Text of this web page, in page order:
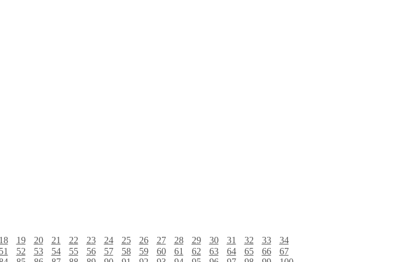
18 19 20 21 22 23 24 25 26 27 28 29 30 31 32 33
34
51 52 53 54 55 56 57 58 59 60 61 62 63 64 65 66
67